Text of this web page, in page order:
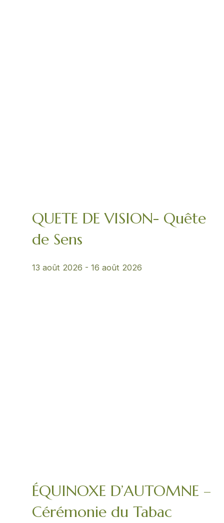
QUETE DE VISION- Quête
de Sens
13 août 2026 -16 août 2026
ÉQUINOXE D’AUTOMNE –
Cérémonie du Tabac